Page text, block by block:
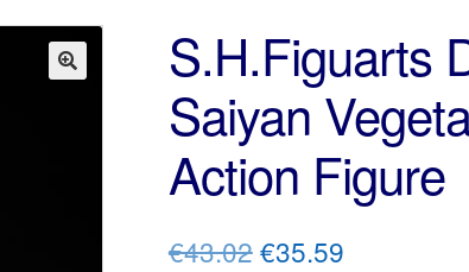
S.H.Figuarts
Saiyan
Action Figure
€43.02Le
€35.59Le